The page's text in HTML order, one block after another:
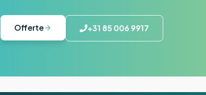
Offerte +31 85 006 9917